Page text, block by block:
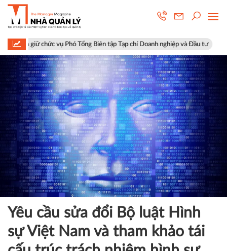
tập Tạp chí Doanh nghiệp và Đầu tư Hà Nội: Phường Phúc Lợi